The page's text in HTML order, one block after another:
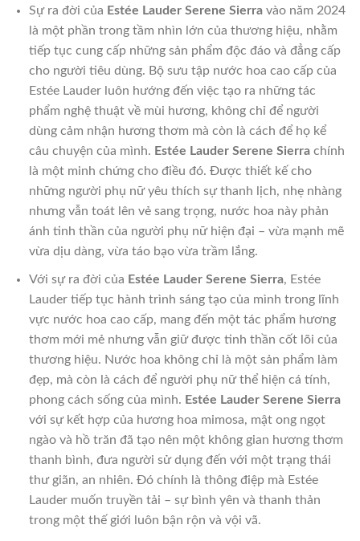
Sự ra đời của Estée Lauder Serene Sierravào năm 2024
là một phần trong tầm nhìn lớn của thương hiệu, nhằm
tiếp tục cung cấp những sản phẩm độc đáo và đẳng cấp
cho người tiêu dùng. Bộ sưu tập nước hoa cao cấp của
Estée Lauder luôn hướng đến việc tạo ra những tác
phẩm nghệ thuật về mùi hương, không chỉ để người
dùng cảm nhận hương thơm mà còn là cách để họ kể
câu chuyện của mình. Estée Lauder Serene Sierrachính
là một minh chứng cho điều đó. Được thiết kế cho
những người phụ nữ yêu thích sự thanh lịch, nhẹ nhàng
nhưng vẫn toát lên vẻ sang trọng, nước hoa này phản
ánh tinh thần của người phụ nữ hiện đại – vừa mạnh mẽ
vừa dịu dàng, vừa táo bạo vừa trầm lắng.
Với sự ra đời của Estée Lauder Serene Sierra, Estée
Lauder tiếp tục hành trình sáng tạo của mình trong lĩnh
vực nước hoa cao cấp, mang đến một tác phẩm hương
thơm mới mẻ nhưng vẫn giữ được tinh thần cốt lõi của
thương hiệu. Nước hoa không chỉ là một sản phẩm làm
đẹp, mà còn là cách để người phụ nữ thể hiện cá tính,
phong cách sống của mình. Estée Lauder Serene Sierra
với sự kết hợp của hương hoa mimosa, mật ong ngọt
ngào và hồ trăn đã tạo nên một không gian hương thơm
thanh bình, đưa người sử dụng đến với một trạng thái
thư giãn, an nhiên. Đó chính là thông điệp mà Estée
Lauder muốn truyền tải – sự bình yên và thanh thản
trong một thế giới luôn bận rộn và vội vã.